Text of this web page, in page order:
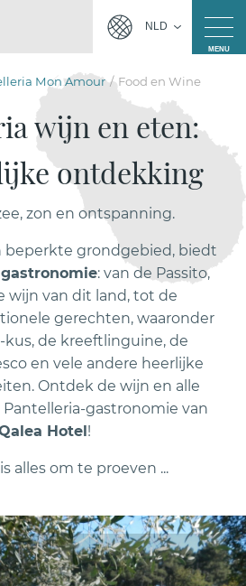
NLD
MENU
Mon Amour Food en Wine
wijn en eten:
ontdekking
zon en ontspanning.
beperkte grondgebied, biedt
gastronomie: van de Passito,
wijn van dit land, tot de
gerechten, waaronder
kus, de kreeftlinguine, de
en vele andere heerlijke
Ontdek de wijn en alle
gastronomie van
Hotel !
alles om te proeven ...